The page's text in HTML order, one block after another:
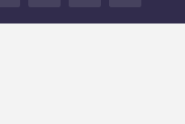
INSTAGRAMTUMBLR İLETİŞİM